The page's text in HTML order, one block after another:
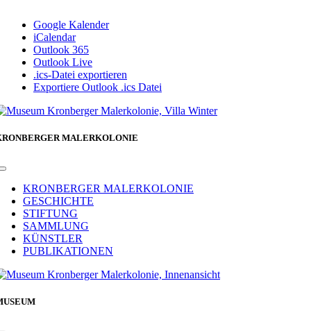
Google Kalender
iCalendar
Outlook 365
Outlook Live
.ics-Datei exportieren
Exportiere Outlook .ics Datei
MALERKOLONIE
Toggle
NavigationKRONBERGER MALERKOLONIE
GESCHICHTE
STIFTUNG
SAMMLUNG
KÜNSTLER
PUBLIKATIONEN